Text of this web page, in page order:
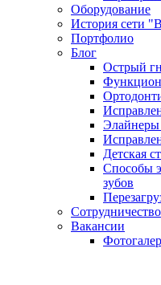
Оборудование
История сети
Портфолио
Блог
Острый
Элайнеры
Детская
Способы
зубов
Сотрудничество
Вакансии